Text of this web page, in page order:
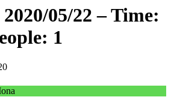
05/22 – Time:
1